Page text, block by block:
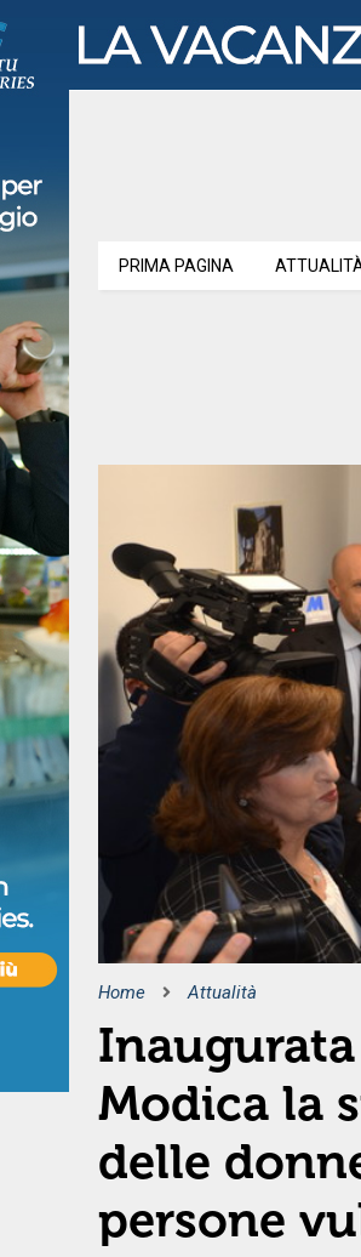
PRIMA PAGINA
Home Attualità
Modica la
delle
persone